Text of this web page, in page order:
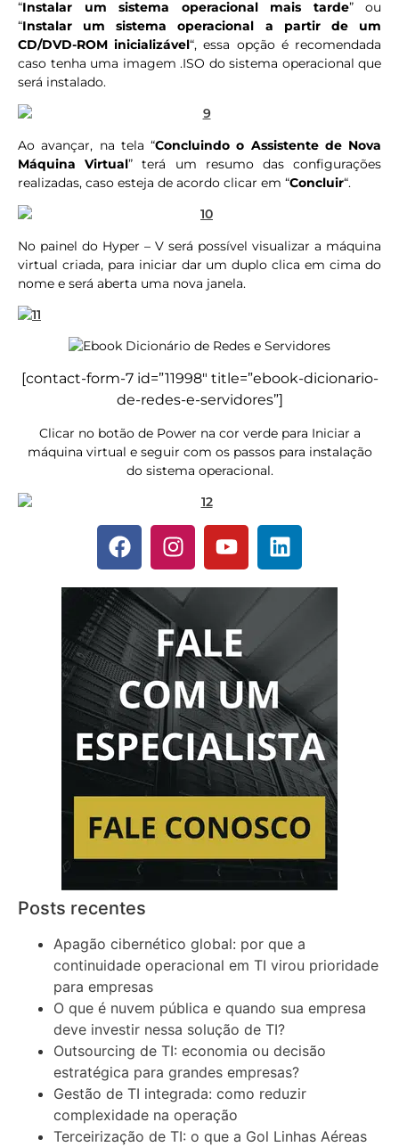
“Instalar um sistema operacional mais tarde” ou
“Instalar um sistema operacional a partir de um
CD/DVD-ROM inicializável“, essa opção é recomendada
caso tenha uma imagem .ISO do sistema operacional que
será instalado.
Ao avançar, na tela “Concluindo o Assistente de Nova
Máquina Virtual” terá um resumo das configurações
realizadas, caso esteja de acordo clicar em “Concluir“.
No painel do Hyper – V será possível visualizar a máquina
virtual criada, para iniciar dar um duplo clica em cima do
nome e será aberta uma nova janela.
[contact-form-7 id=”11998″ title=”ebook-dicionario-
de-redes-e-servidores”]
Clicar no botão de Power na cor verde para Iniciar a
máquina virtual e seguir com os passos para instalação
do sistema operacional.
Posts recentes
Apagão cibernético global: por que a
continuidade operacional em TI virou prioridade
para empresas
O que é nuvem pública e quando sua empresa
deve investir nessa solução de TI?
Outsourcing de TI: economia ou decisão
estratégica para grandes empresas?
Gestão de TI integrada: como reduzir
complexidade na operação
Terceirização de TI: o que a Gol Linhas Aéreas